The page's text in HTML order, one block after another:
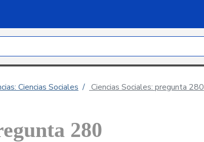
Ciencias Sociales Ciencias Sociales: pregunta 280
280